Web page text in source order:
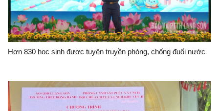
Hơn 830 học sinh được tuyên truyền phòng, chống đuối nước